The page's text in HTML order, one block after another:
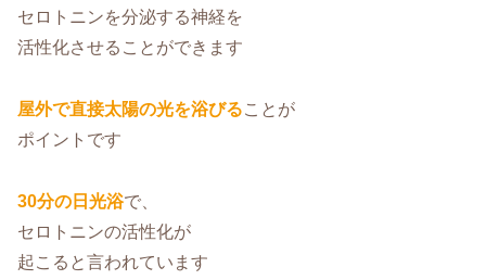
セロトニンを分泌する神経を
活性化させることができます
屋外で直接太陽の光を浴びることが
ポイントです
30分の日光浴で、
セロトニンの活性化が
起こると言われています